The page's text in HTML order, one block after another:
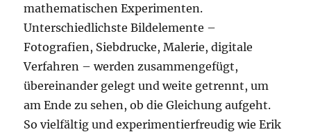
mathematischen Experimenten.
Unterschiedlichste Bildelemente –
Fotografien, Siebdrucke, Malerie, digitale
Verfahren – werden zusammengefügt,
übereinander gelegt und weite getrennt, um
am Ende zu sehen, ob die Gleichung aufgeht.
So vielfältig und experimentierfreudig wie Erik